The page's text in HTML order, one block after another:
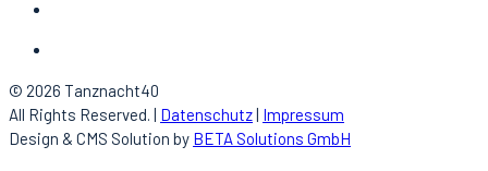
© 2026 Tanznacht40
All Rights Reserved. | Datenschutz Impressum
Design & CMS Solution by BETA Solutions GmbH